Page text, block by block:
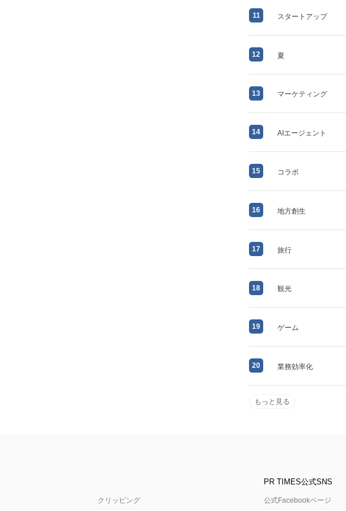
11 スタートアップ
12 夏
13 マーケティング
14 AIエージェント
15 コラボ
16 地方創生
17 旅行
18 観光
19 ゲーム
20 業務効率化
もっと見る
クリッピング
PR TIMES公式SNS
公式Facebookページ